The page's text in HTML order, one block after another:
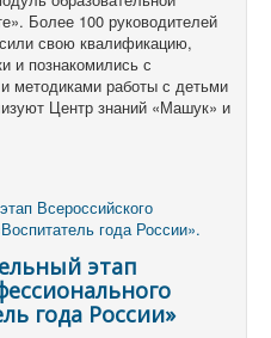
Более 100 руководителей
свою квалификацию,
и познакомились с
методиками работы с детьми
Центр знаний «Машук» и
этап
года России»